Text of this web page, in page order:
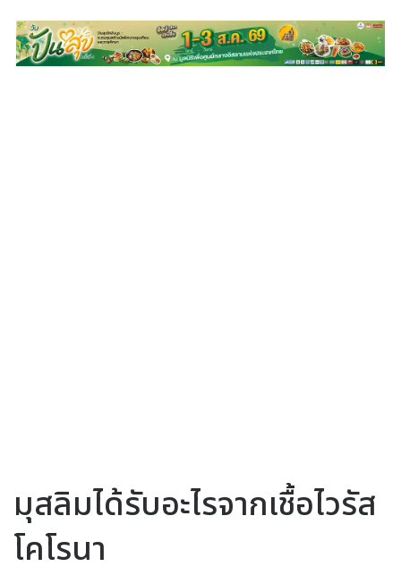
มุสลิมได้รับอะไรจากเชื้อไวรัส
โคโรนา